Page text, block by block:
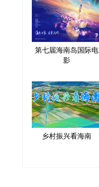
第七届海南岛国际电
影
乡村振兴看海南